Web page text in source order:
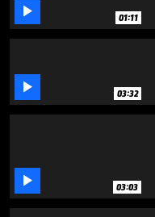
 01:11
 03:32
 03:03